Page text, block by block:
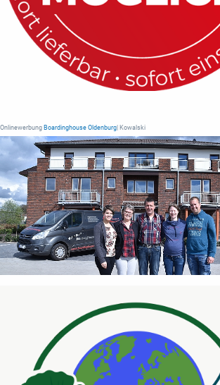
Onlinewerbung Boardinghouse Oldenburg | Kowalski